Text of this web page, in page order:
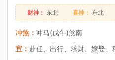
财神： 东北 喜神： 东北
冲煞： 冲马(戊午)煞南
宜： 赴任、出行、求财、嫁娶、